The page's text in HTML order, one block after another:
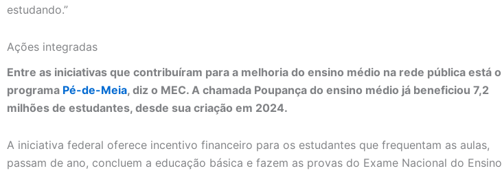
estudando.”
Ações integradas
Entre as iniciativas que contribuíram para a melhoria do ensino médio na rede pública está o
programa Pé-de-Meia, diz o MEC. A chamada Poupança do ensino médio já beneficiou 7,2
milhões de estudantes, desde sua criação em 2024.
A iniciativa federal oferece incentivo financeiro para os estudantes que frequentam as aulas,
passam de ano, concluem a educação básica e fazem as provas do Exame Nacional do Ensino